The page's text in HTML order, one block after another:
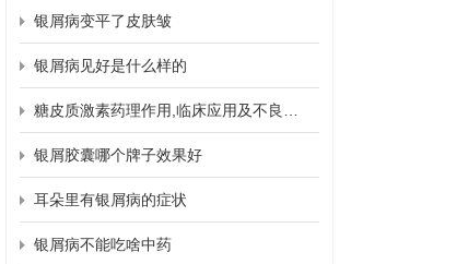
银屑病变平了皮肤皱
银屑病见好是什么样的
银屑胶囊哪个牌子效果好
耳朵里有银屑病的症状
银屑病不能吃啥中药